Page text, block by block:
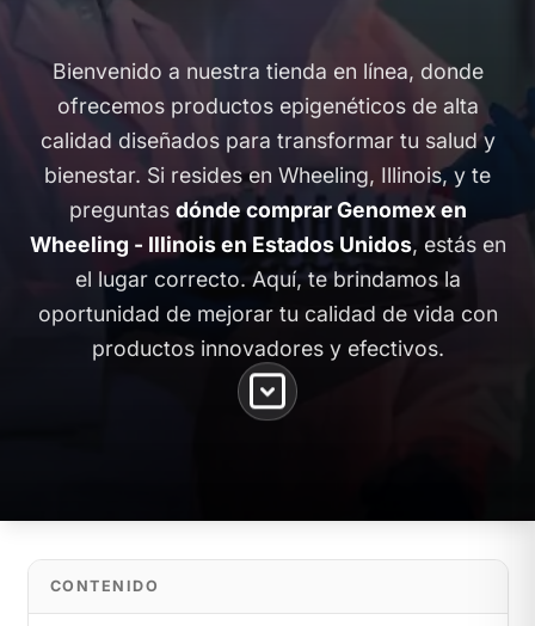
Bienvenido a nuestra tienda en línea, donde
ofrecemos productos epigenéticos de alta
calidad diseñados para transformar tu salud y
bienestar. Si resides en Wheeling, Illinois, y te
preguntas dónde comprar Genomex en
Wheeling - Illinois en Estados Unidos, estás en
el lugar correcto. Aquí, te brindamos la
oportunidad de mejorar tu calidad de vida con
productos innovadores y efectivos.
CONTENIDO